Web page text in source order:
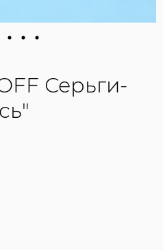
Серьги-